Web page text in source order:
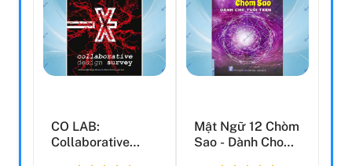
CO LAB:
Collaborative
Mật Ngữ 12 Chòm
Sao - Dành Cho